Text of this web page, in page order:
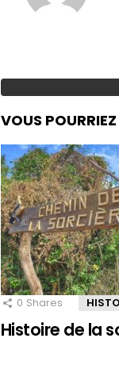
VOUS
0 Shares
Histoire de la